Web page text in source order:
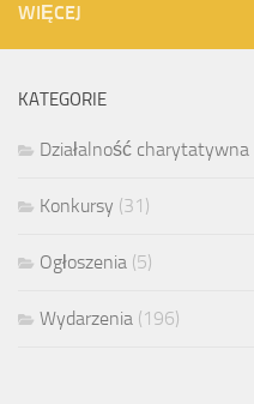
WIĘCEJ
KATEGORIE
Działalność charytatywna
Konkursy (31)
Ogłoszenia (5)
Wydarzenia (196)